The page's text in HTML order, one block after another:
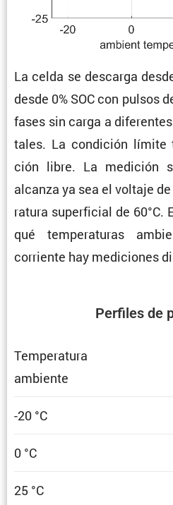
La celda se descarga
desde 0% SOC con pulsos
fases sin carga a
tales. La condi­ción
ción libre. La medición
alcanza ya sea el voltaje
ra­tura super­fi­cial de 60°C.
qué tempe­ra­turas
corriente hay mediciones
Perfiles de
Tempe­ra­tura
ambiente
-20 °C
0 °C
25 °C